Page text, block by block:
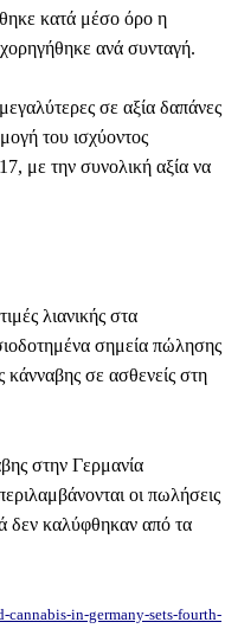
κατά μέσο όρο η
ανά συνταγή.
σε αξία δαπάνες
του ισχύοντος
με την συνολική αξία να
λιανικής στα
σημεία πώλησης
κάνναβης σε ασθενείς στη
στην Γερμανία
οι πωλήσεις
δεν καλύφθηκαν από τα
in-germany-sets-fourth-